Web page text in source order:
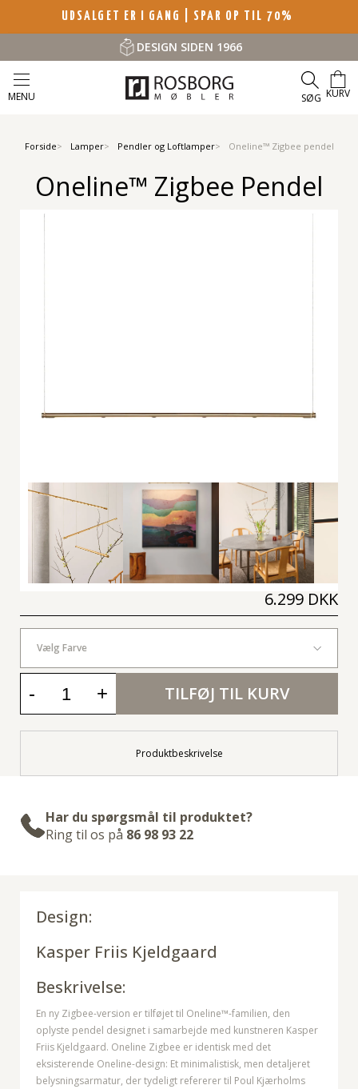
UDSALGET ER I GANG | SPAR OP TIL 70%
DESIGN SIDEN 1966
MENU SØG KURV
Forside Lamper Pendler og Loftlamper Oneline™ Zigbee pendel
Oneline™ Zigbee Pendel
6.299 DKK
Vælg Farve
- + TILFØJ TIL KURV
Produktbeskrivelse
Har du spørgsmål til produktet?
Ring til os på 86 98 93 22
Design:
Kasper Friis Kjeldgaard
Beskrivelse:
En ny Zigbee-version er tilføjet til Oneline™-familien, den
oplyste pendel designet i samarbejde med kunstneren Kasper
Friis Kjeldgaard. Oneline Zigbee er identisk med det
eksisterende Oneline-design: Et minimalistisk, men detaljeret
belysningsarmatur, der tydeligt refererer til Poul Kjærholms